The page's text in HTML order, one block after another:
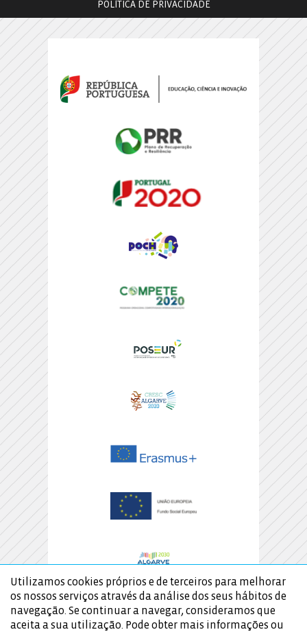
POLÍTICA DE PRIVACIDADE
Utilizamos cookies próprios e de terceiros para melhorar
os nossos serviços através da análise dos seus hábitos de
navegação. Se continuar a navegar, consideramos que
aceita a sua utilização. Pode obter mais informações ou